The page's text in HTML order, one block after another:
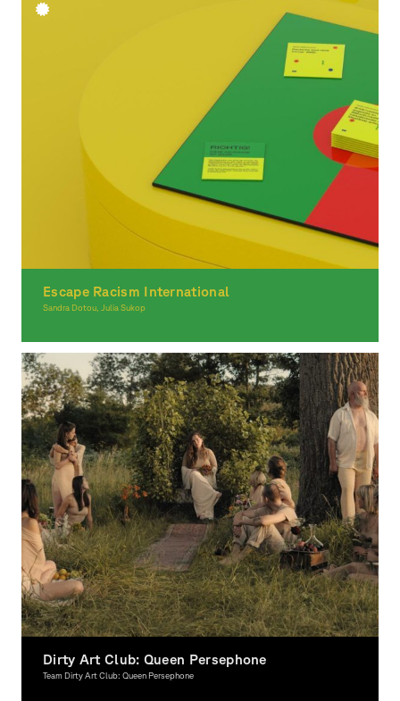
Escape Racism International
Sandra Dotou, Julia Sukop
Dirty Art Club: Queen Persephone
Team Dirty Art Club: Queen Persephone